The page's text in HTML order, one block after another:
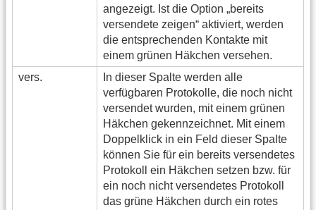
angezeigt. Ist die Option „bereits
versendete zeigen“ aktiviert, werden
die entsprechenden Kontakte mit
einem grünen Häkchen versehen.
vers.
In dieser Spalte werden alle
verfügbaren Protokolle, die noch nicht
versendet wurden, mit einem grünen
Häkchen gekennzeichnet. Mit einem
Doppelklick in ein Feld dieser Spalte
können Sie für ein bereits versendetes
Protokoll ein Häkchen setzen bzw. für
ein noch nicht versendetes Protokoll
das grüne Häkchen durch ein rotes